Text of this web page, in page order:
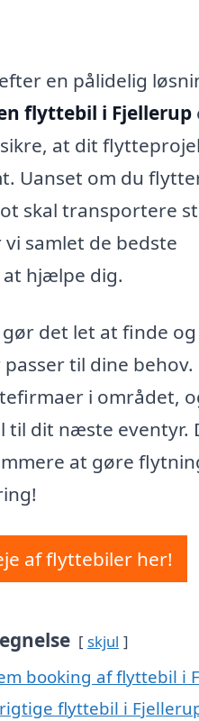
en pålidelig
flyttebil i Fjellerup
at dit
Uanset om du
skal transportere
samlet de bedste
hjælpe dig.
det let at finde
til dine
i området,
til dit næste eventyr.
at gøre
af flyttebiler her!
skjul
booking af flyttebil i
flyttebil i